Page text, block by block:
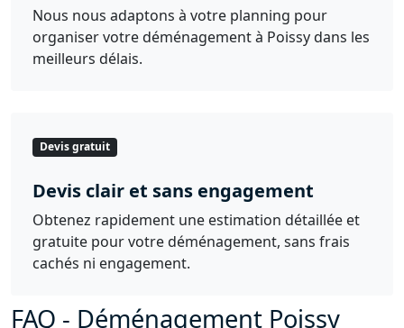
Nous nous adaptons à votre planning pour
organiser votre déménagement à Poissy dans les
meilleurs délais.
Devis gratuit
Devis clair et sans engagement
Obtenez rapidement une estimation détaillée et
gratuite pour votre déménagement, sans frais
cachés ni engagement.
FAQ - Déménagement Poissy